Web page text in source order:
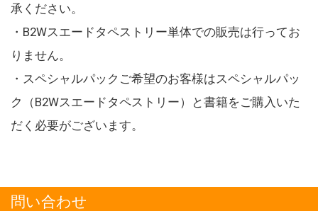
承ください。
・B2Wスエードタペストリー単体での販売は行ってお
りません。
・スペシャルパックご希望のお客様はスペシャルパッ
ク（B2Wスエードタペストリー）と書籍をご購入いた
だく必要がございます。
問い合わせ